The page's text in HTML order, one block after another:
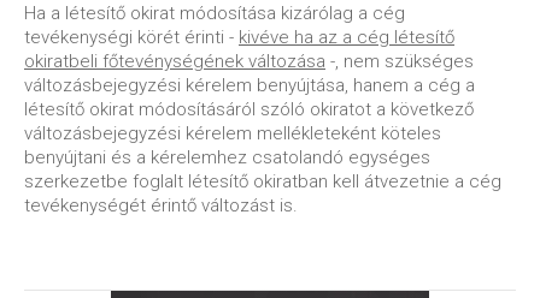
Ha a létesítő okirat módosítása kizárólag a cég
tevékenységi körét érinti - kivéve ha az a cég létesítő
okiratbeli főtevénységének változása -, nem szükséges
változásbejegyzési kérelem benyújtása, hanem a cég a
létesítő okirat módosításáról szóló okiratot a következő
változásbejegyzési kérelem mellékleteként köteles
benyújtani és a kérelemhez csatolandó egységes
szerkezetbe foglalt létesítő okiratban kell átvezetnie a cég
tevékenységét érintő változást is.